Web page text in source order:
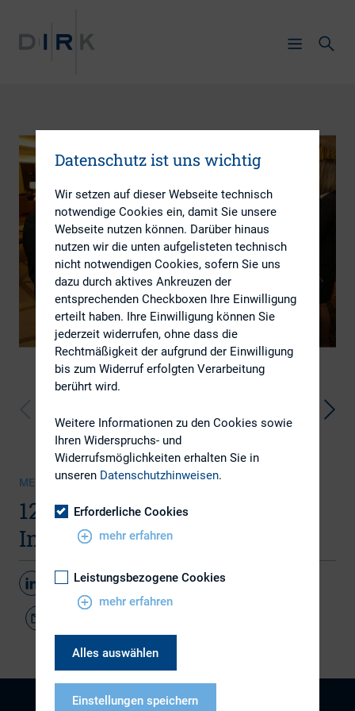
MEDIENSAMMLUNG | 18.05.2009
12. DIRK-Konferenz,
Impressionen
Teilen
Datenschutz ist uns wichtig
Wir setzen auf dieser Webseite technisch
notwendige Cookies ein, damit Sie unsere
Webseite nutzen können. Darüber hinaus
nutzen wir die unten aufgelisteten technisch
nicht notwendigen Cookies, sofern Sie uns
dazu durch aktives Ankreuzen der
entsprechenden Checkboxen Ihre Einwilligung
erteilt haben. Ihre Einwilligung können Sie
jederzeit widerrufen, ohne dass die
Rechtmäßigkeit der aufgrund der Einwilligung
bis zum Widerruf erfolgten Verarbeitung
berührt wird.
Weitere Informationen zu den Cookies sowie
Ihren Widerspruchs- und
Widerrufsmöglichkeiten erhalten Sie in
unseren Datenschutzhinweisen.
Erforderliche Cookies
mehr erfahren
Leistungsbezogene Cookies
mehr erfahren
Alles auswählen
Einstellungen speichern